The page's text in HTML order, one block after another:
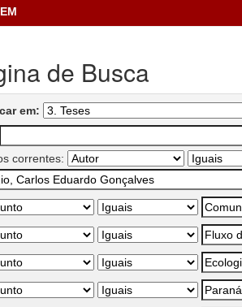
de Busca
em:
correntes: